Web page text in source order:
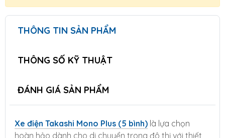
THÔNG TIN SẢN PHẨM
THÔNG SỐ KỸ THUẬT
ĐÁNH GIÁ SẢN PHẨM
Xe điện Takashi Mono Plus (5 bình) là lựa chọn
hoàn hảo dành cho di chuyển trong đô thị với thiết